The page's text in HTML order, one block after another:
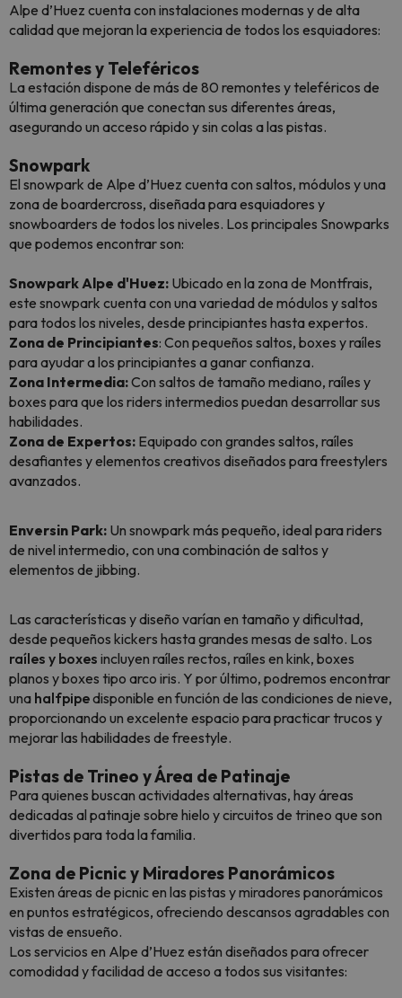
Alpe d’Huez cuenta con instalaciones modernas y de alta
calidad que mejoran la experiencia de todos los esquiadores:
Remontes y Teleféricos
La estación dispone de más de 80 remontes y teleféricos de
última generación que conectan sus diferentes áreas,
asegurando un acceso rápido y sin colas a las pistas.
Snowpark
El snowpark de Alpe d’Huez cuenta con saltos, módulos y una
zona de boardercross, diseñada para esquiadores y
snowboarders de todos los niveles. Los principales Snowparks
que podemos encontrar son:
Snowpark Alpe d'Huez: Ubicado en la zona de Montfrais,
este snowpark cuenta con una variedad de módulos y saltos
para todos los niveles, desde principiantes hasta expertos.
Zona de Principiantes: Con pequeños saltos, boxes y raíles
para ayudar a los principiantes a ganar confianza.
Zona Intermedia:Con saltos de tamaño mediano, raíles y
boxes para que los riders intermedios puedan desarrollar sus
habilidades.
Zona de Expertos: Equipado con grandes saltos, raíles
desafiantes y elementos creativos diseñados para freestylers
avanzados.
Enversin Park: Un snowpark más pequeño, ideal para riders
de nivel intermedio, con una combinación de saltos y
elementos de jibbing.
Las características y diseño varían en tamaño y dificultad,
desde pequeños kickers hasta grandes mesas de salto. Los
raíles y boxes incluyen raíles rectos, raíles en kink, boxes
planos y boxes tipo arco iris. Y por último, podremos encontrar
una halfpipedisponible en función de las condiciones de nieve,
proporcionando un excelente espacio para practicar trucos y
mejorar las habilidades de freestyle.
Pistas de Trineo y Área de Patinaje
Para quienes buscan actividades alternativas, hay áreas
dedicadas al patinaje sobre hielo y circuitos de trineo que son
divertidos para toda la familia.
Zona de Picnic y Miradores Panorámicos
Existen áreas de picnic en las pistas y miradores panorámicos
en puntos estratégicos, ofreciendo descansos agradables con
vistas de ensueño.
Los servicios en Alpe d’Huez están diseñados para ofrecer
comodidad y facilidad de acceso a todos sus visitantes: